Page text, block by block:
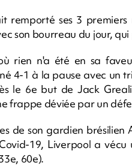
remporté ses 3
son bourreau du jour,
rien n'a été en sa
4-1 à la pause avec un
le 6e but de Jack
frappe déviée par un
de son gardien
19, Liverpool a
60e).